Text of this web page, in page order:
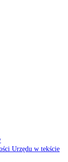
Urzędu w tekście